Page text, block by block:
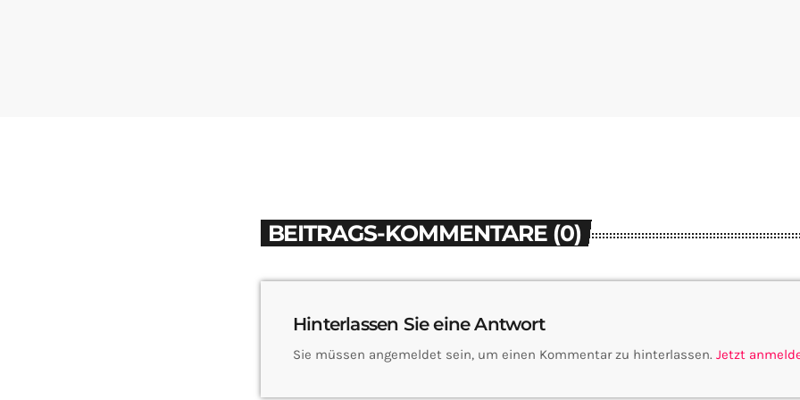
BEITRAGS-KOMMENTARE (0)
Hinterlassen Sie eine Antwort
Sie müssen angemeldet sein, um einen Kommentar zu hinterlassen. Jetzt